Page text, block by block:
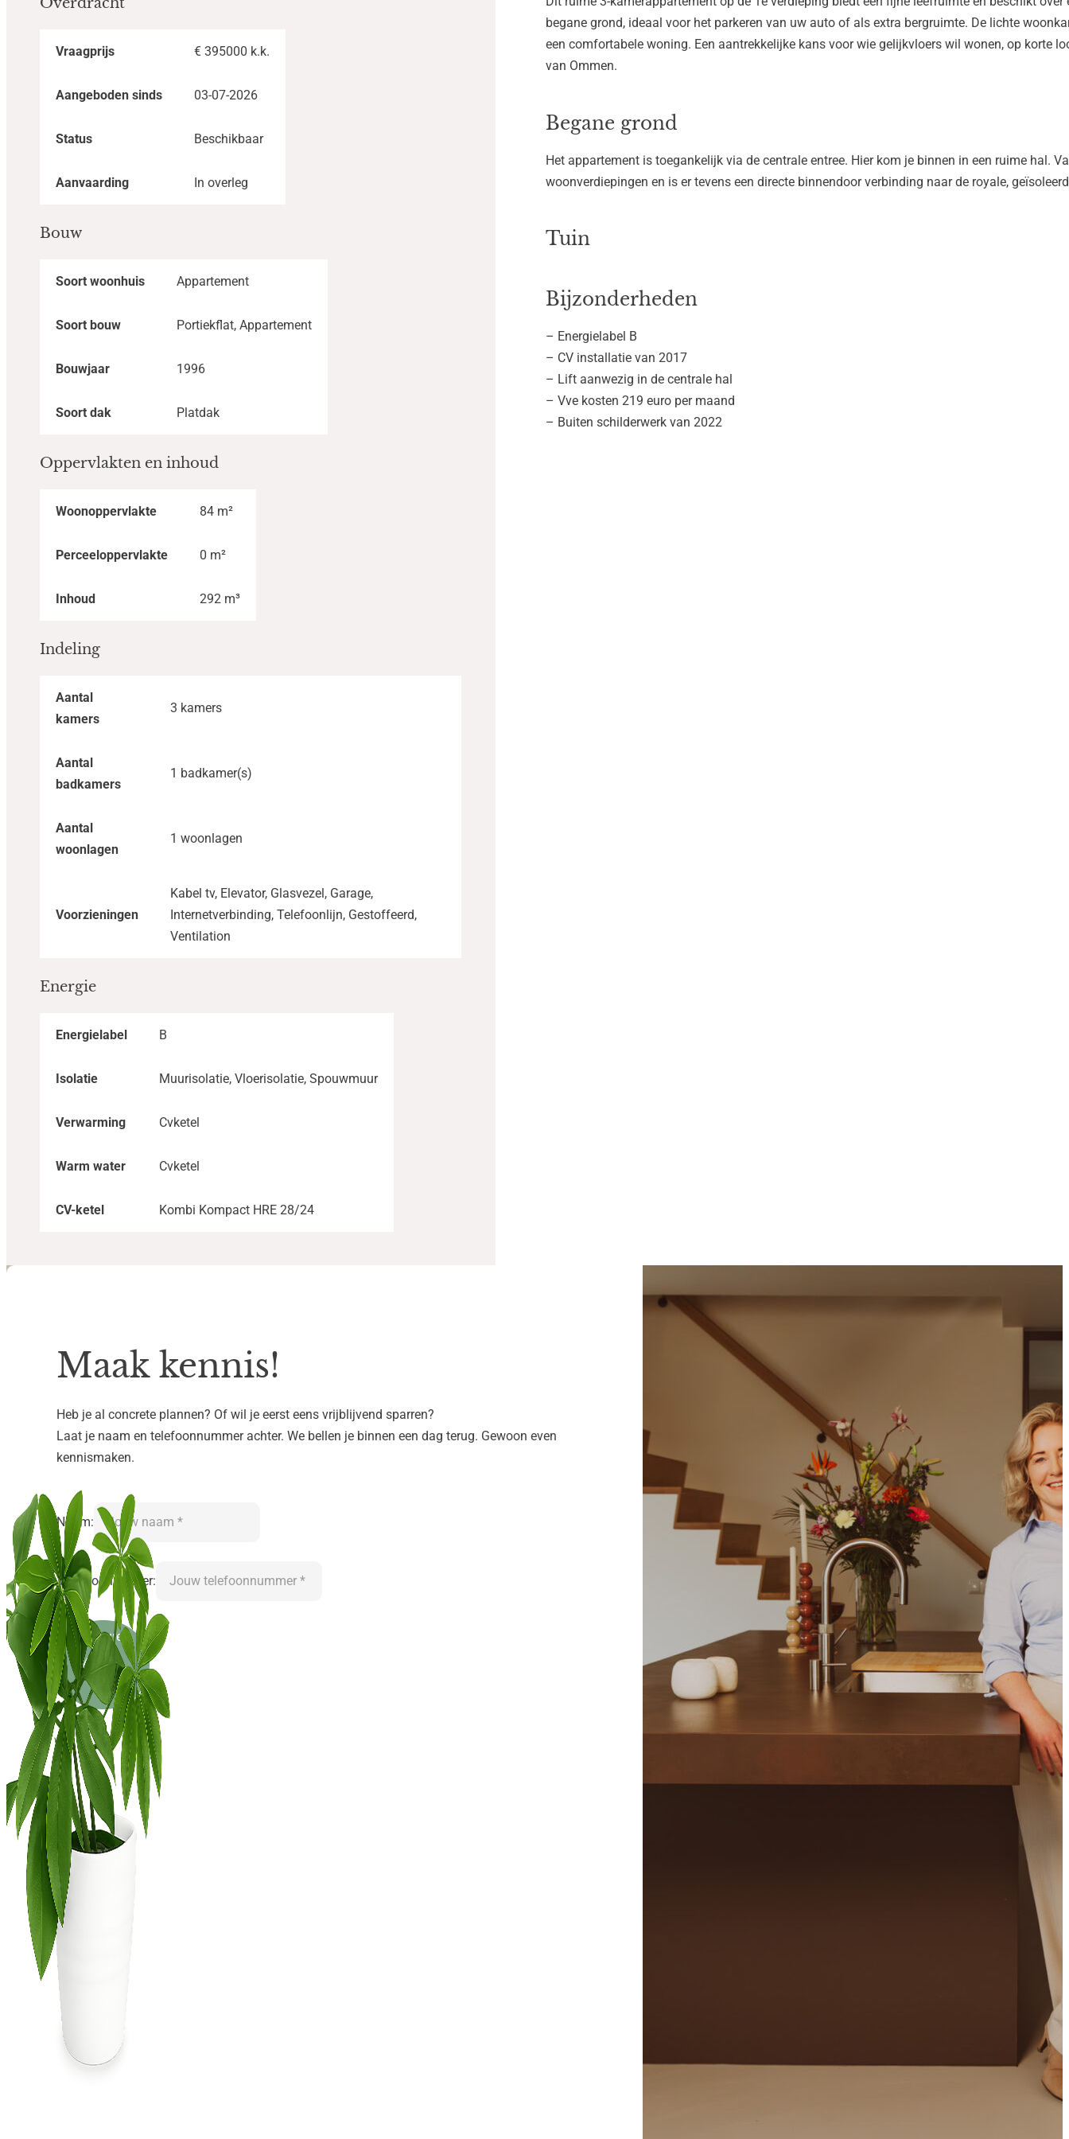
Vraagprijs € 395000 k.k.
Aangeboden sinds 03-07-2026
Status Beschikbaar
Aanvaarding In overleg
Bouw
Soort woonhuis Appartement
Soort bouw Portiekflat, Appartement
Bouwjaar 1996
Soort dak Platdak
Oppervlakten en inhoud
Woonoppervlakte 84 m²
Perceeloppervlakte 0 m²
Inhoud 292 m³
Indeling
Aantal
kamers
3 kamers
Aantal
badkamers
1 badkamer(s)
Aantal
woonlagen
1 woonlagen
Voorzieningen
Kabel tv, Elevator, Glasvezel, Garage,
Internetverbinding, Telefoonlijn, Gestoffeerd,
Ventilation
Energie
Energielabel B
Isolatie Muurisolatie, Vloerisolatie, Spouwmuur
Verwarming Cvketel
Warm water Cvketel
CV-ketel Kombi Kompact HRE 28/24
begane grond, ideaal voor het parkeren van uw auto of als extra bergruimte. De lichte
een comfortabele woning. Een aantrekkelijke kans voor wie gelijkvloers wil wonen, op korte
van Ommen.
Begane grond
Het appartement is toegankelijk via de centrale entree. Hier kom je binnen in een ruime hal.
woonverdiepingen en is er tevens een directe binnendoor verbinding naar de royale,
Tuin
Bijzonderheden
– Energielabel B
– CV installatie van 2017
– Lift aanwezig in de centrale hal
– Vve kosten 219 euro per maand
– Buiten schilderwerk van 2022
Maak kennis!
Heb je al concrete plannen? Of wil je eerst eens vrijblijvend sparren?
Laat je naam en telefoonnummer achter. We bellen je binnen een dag terug. Gewoon even
kennismaken.
Naam:
Telefoonnummer:
Versturen